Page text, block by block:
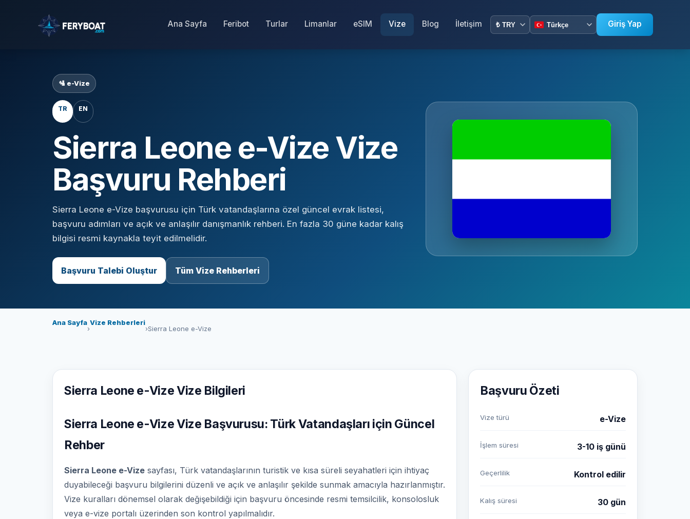
Ana Sayfa Feribot Turlar Limanlar eSIM Vize Blog İletişim Giriş Yap
🛂 e-Vize
TR EN
Sierra Leone e-Vize Vize
Başvuru Rehberi
Sierra Leone e-Vize başvurusu için Türk vatandaşlarına özel güncel evrak listesi,
başvuru adımları ve açık ve anlaşılır danışmanlık rehberi. En fazla 30 güne kadar kalış
bilgisi resmi kaynakla teyit edilmelidir.
Başvuru Talebi Oluştur Tüm Vize Rehberleri
Ana Sayfa
›
Vize Rehberleri
›Sierra Leone e-Vize
Sierra Leone e-Vize Vize Bilgileri
Sierra Leone e-Vize Vize Başvurusu: Türk Vatandaşları için Güncel
Rehber
Sierra Leone e-Vize sayfası, Türk vatandaşlarının turistik ve kısa süreli seyahatleri için ihtiyaç
duyabileceği başvuru bilgilerini düzenli ve açık ve anlaşılır şekilde sunmak amacıyla hazırlanmıştır.
Vize kuralları dönemsel olarak değişebildiği için başvuru öncesinde resmi temsilcilik, konsolosluk
veya e-vize portalı üzerinden son kontrol yapılmalıdır.
Başvuru Özeti
Vize türü e-Vize
İşlem süresi 3-10 iş günü
Geçerlilik Kontrol edilir
Kalış süresi 30 gün